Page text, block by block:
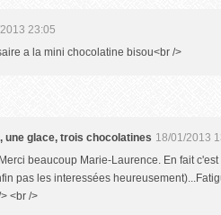
23:05
a la mini chocolatine bisou<br />
une glace, trois chocolatines 18/01/2013
beaucoup Marie-Laurence. En fait
pas les interessées
<br />